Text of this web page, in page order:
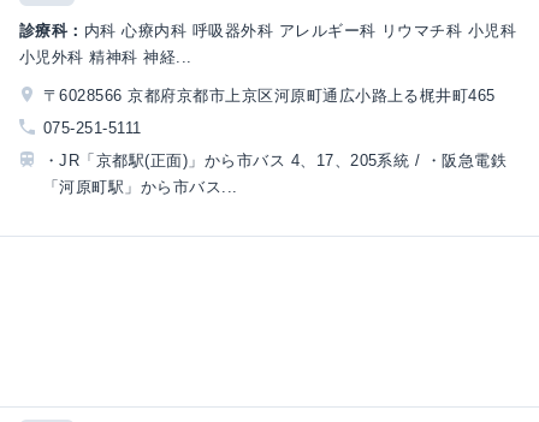
診療科： 内科 心療内科 呼吸器外科 アレルギー科 リウマチ科 小児科
小児外科 精神科 神経...
〒6028566 京都府京都市上京区河原町通広小路上る梶井町465
075-251-5111
・JR「京都駅(正面)」から市バス 4、17、205系統 / ・阪急電鉄
「河原町駅」から市バス...